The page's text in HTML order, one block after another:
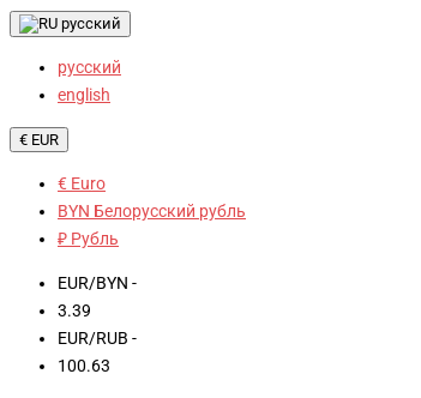
русский
русский
english
€ EUR
€ Euro
BYN Белорусский рубль
₽ Рубль
EUR/BYN -
3.39
EUR/RUB -
100.63